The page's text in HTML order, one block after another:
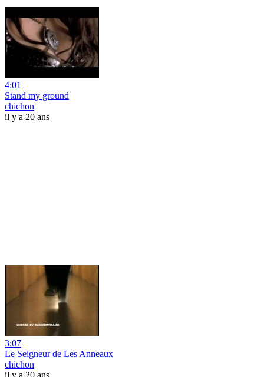
4:01
Stand my ground
chichon
il y a 20 ans
3:07
Le Seigneur de Les Anneaux
chichon